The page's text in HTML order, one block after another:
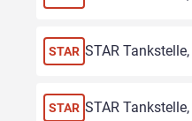
STAR STAR Tankstelle,
STAR STAR Tankstelle,